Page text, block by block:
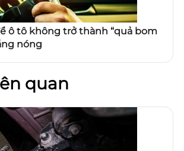
ô tô không trở thành “quả bom
nóng
quan